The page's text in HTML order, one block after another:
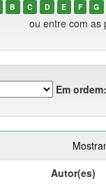
B C D E F G
ou entre com as
Em ordem:
Autor(es)